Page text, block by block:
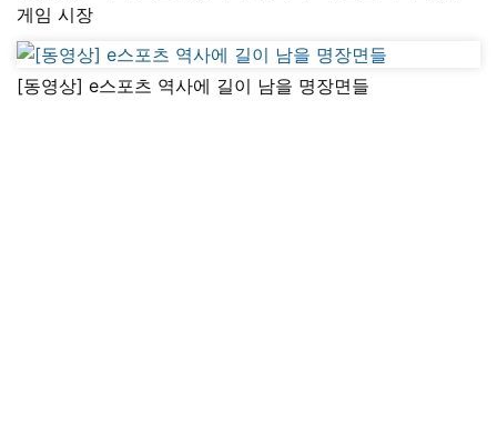
게임 시장
[동영상] e스포츠 역사에 길이 남을 명장면들